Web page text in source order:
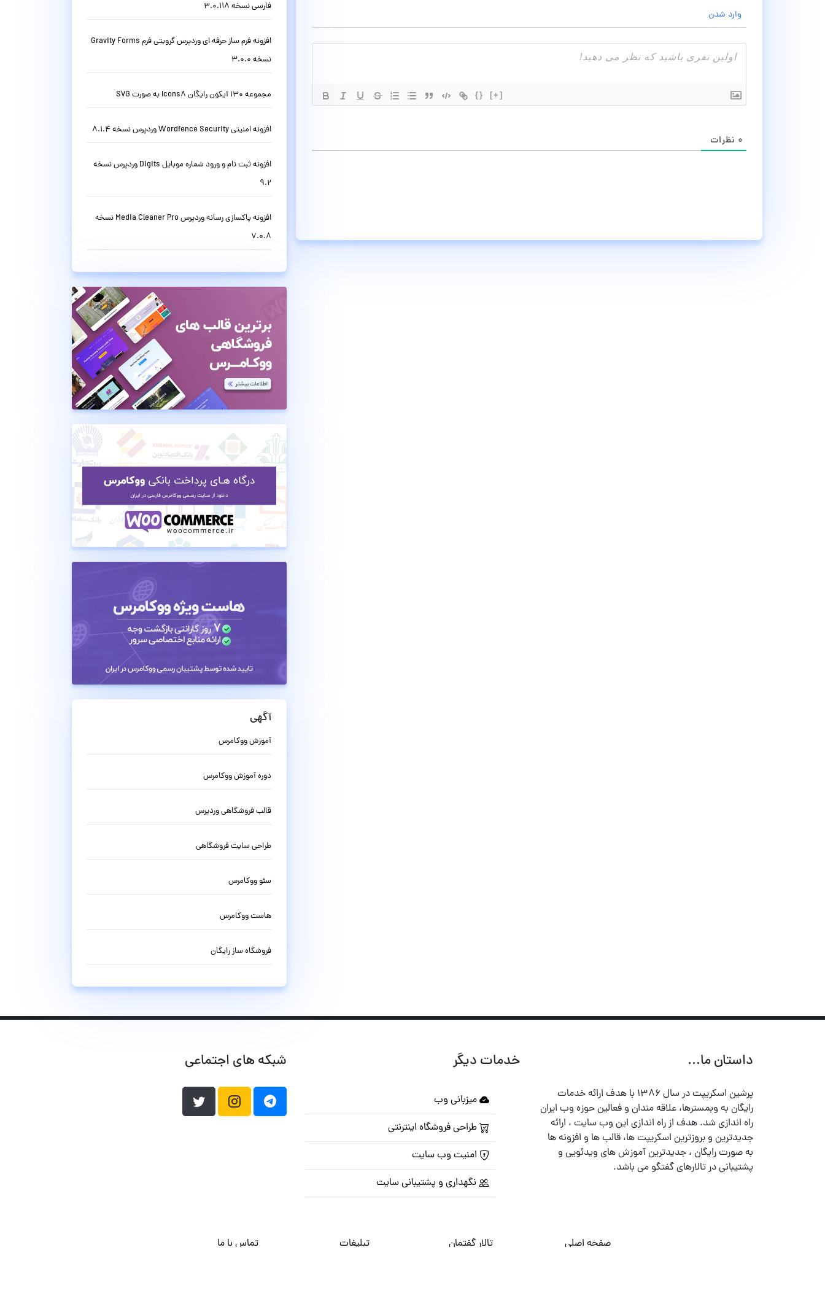
وارد شدن
{} [+]
۰ نظرات
فارسی نسخه 3.0.118
افزونه فرم ساز حرفه ای وردپرس گرویتی فرم Gravity Forms
نسخه 3.0.0
مجموعه 130 آیکون رایگان Icons8 به صورت SVG
افزونه امنیتی Wordfence Security وردپرس نسخه 8.1.4
افزونه ثبت نام و ورود شماره موبایل Digits وردپرس نسخه
9.2
افزونه پاکسازی رسانه وردپرس Media Cleaner Pro نسخه
7.0.8
آگهی
آموزش ووکامرس
دوره آموزش ووکامرس
قالب فروشگاهی وردپرس
طراحی سایت فروشگاهی
سئو ووکامرس
هاست ووکامرس
فروشگاه ساز رایگان
داستان ما...
پرشین اسکریپت در سال ۱۳۸۶ با هدف ارائه خدمات
رایگان به وبمسترها، علاقه مندان و فعالین حوزه وب ایران
راه اندازی شد. هدف از راه اندازی این وب سایت ، ارائه
جدیدترین و بروزترین اسکریپت ها، قالب ها و افزونه ها
به صورت رایگان ، جدیدترین آموزش های ویدئویی و
پشتیبانی در تالارهای گفتگو می باشد.
خدمات دیگر
میزبانی وب
طراحی فروشگاه اینترنتی
امنیت وب سایت
نگهداری و پشتیبانی سایت
شبکه های اجتماعی
صفحه اصلی تالار گفتمان تبلیغات تماس با ما